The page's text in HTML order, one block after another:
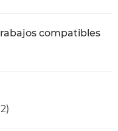
compatibles